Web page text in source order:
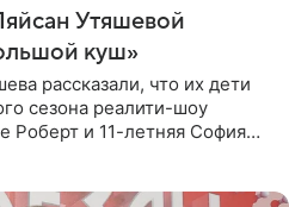
Утяшевой
куш»
рассказали, что их дети
сезона реалити-шоу
Роберт и 11-летняя София